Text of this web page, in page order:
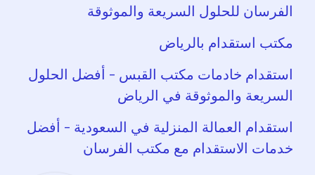
الفرسان للحلول السريعة والموثوقة
مكتب استقدام بالرياض
استقدام خادمات مكتب القبس – أفضل الحلول
السريعة والموثوقة في الرياض
استقدام العمالة المنزلية في السعودية – أفضل
خدمات الاستقدام مع مكتب الفرسان